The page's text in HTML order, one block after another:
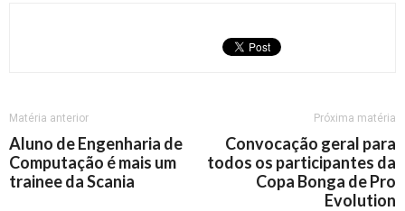
Matéria anterior
Aluno de Engenharia de
Computação é mais um
trainee da Scania
Próxima matéria
Convocação geral para
todos os participantes da
Copa Bonga de Pro
Evolution